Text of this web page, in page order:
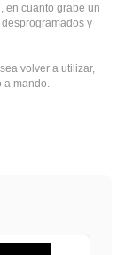
en cuanto grabe un
y
volver a utilizar,
mando.